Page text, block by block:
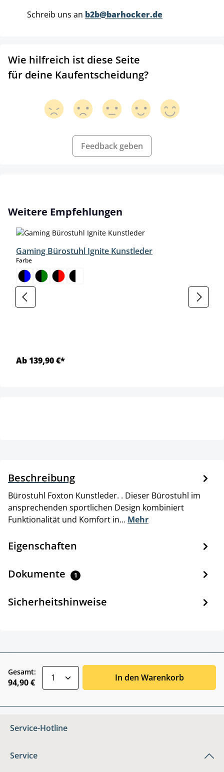
Schreib uns an b2b@barhocker.de
Wie hilfreich ist diese Seite
für deine Kaufentscheidung?
Feedback geben
Produktgalerie überspringen
Weitere Empfehlungen
Gaming Bürostuhl Ignite Kunstleder
Farbeauswählen
Ab 139,90 €*
Beschreibung
Bürostuhl Foxton Kunstleder. . Dieser Bürostuhl im
ansprechenden sportlichen Design kombiniert
Funktionalität und Komfort in… Mehr
Eigenschaften
Dokumente 1
Sicherheitshinweise
Gesamt:
94,90 € In den Warenkorb
Service-Hotline
Service